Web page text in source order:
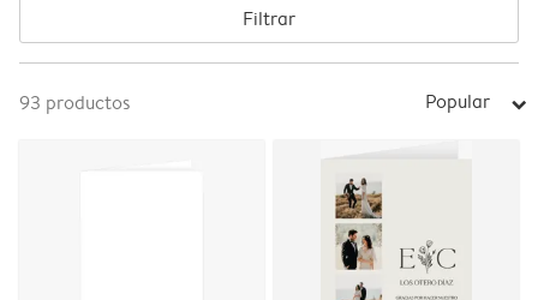
Filtrar
93 productos Popular arrow_right